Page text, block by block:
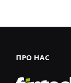
ПРО НАС